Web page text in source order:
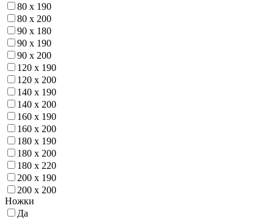
80 х 190
80 х 200
90 х 180
90 х 190
90 х 200
120 х 190
120 х 200
140 х 190
140 х 200
160 х 190
160 х 200
180 х 190
180 х 200
180 х 220
200 х 190
200 х 200
Ножки
Да